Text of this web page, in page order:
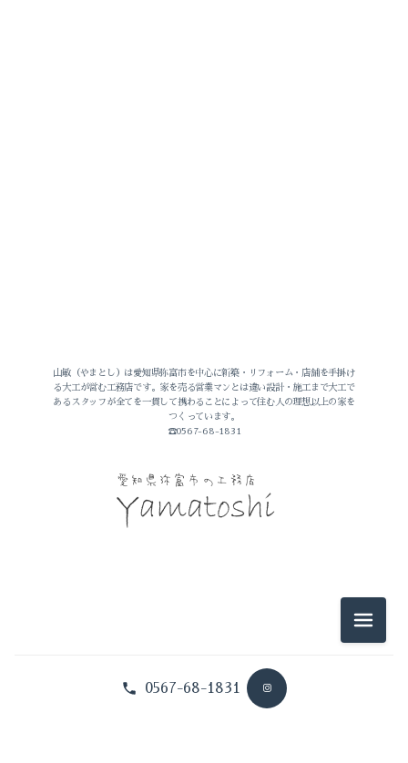
山敏のこと
仕事のこと
0567-68-1831
山敏（やまとし）は愛知県弥富市を中心に新築・リフォーム・店舗を手掛け
る大工が営む工務店です。家を売る営業マンとは違い設計・施工まで大工で
あるスタッフが全てを一貫して携わることによって住む人の理想以上の家を
つくっています。
☎0567-68-1831
メニュ